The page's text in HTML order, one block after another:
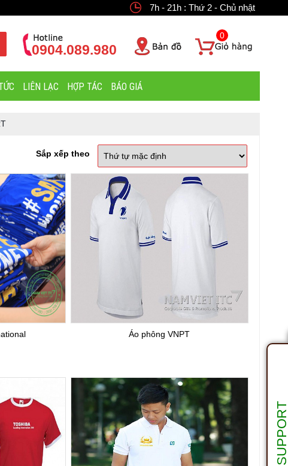
7h - 21h : Thứ 2 - Chủ nhật
0904.089.980
0
LIÊN LẠC HỢP TÁC BÁO GIÁ
Sắp xếp theo
Áo phông VNPT